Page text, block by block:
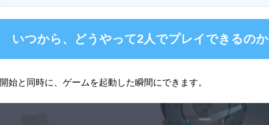
いつから、どうやって2人でプレイできるのか
開始と同時に、ゲームを起動した瞬間にできます。